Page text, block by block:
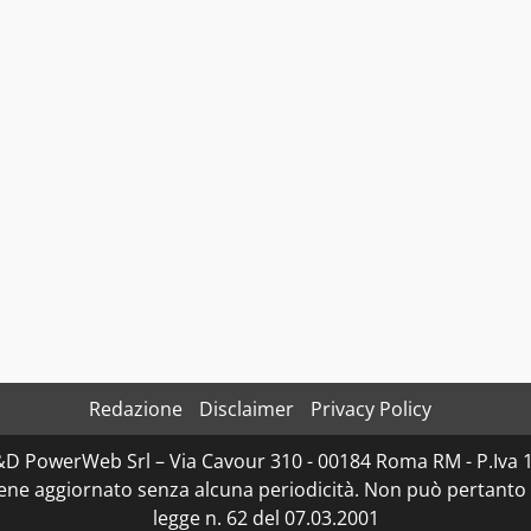
Redazione Disclaimer
Privacy Policy
Srl – Via Cavour 310 - 00184 Roma RM -
aggiornato senza alcuna periodicità. Non può
legge n. 62 del 07.03.2001